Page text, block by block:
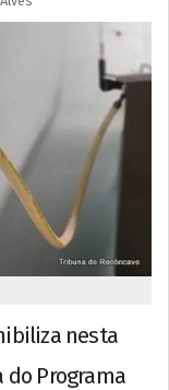
nesta
Programa